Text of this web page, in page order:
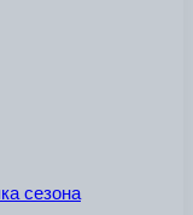
сезона